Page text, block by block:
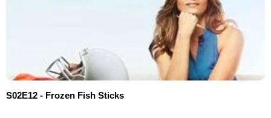
S02E12 - Frozen Fish Sticks